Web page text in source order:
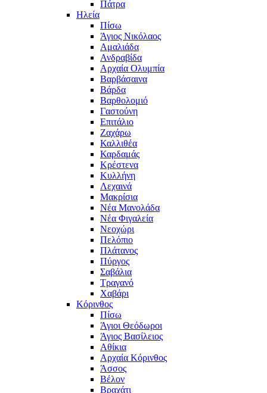
Πάτρα
Ηλεία
Πίσω
Άγιος Νικόλαος
Αμαλιάδα
Ανδραβίδα
Αρχαία Ολυμπία
Βαρβάσαινα
Βάρδα
Βαρθολομιό
Γαστούνη
Επιτάλιο
Ζαχάρω
Καλλιθέα
Καρδαμάς
Κρέστενα
Κυλλήνη
Λεχαινά
Μακρίσια
Νέα Μανολάδα
Νέα Φιγαλεία
Νεοχώρι
Πελόπιο
Πλάτανος
Πύργος
Σαβάλια
Τραγανό
Χαβάρι
Κόρινθος
Πίσω
Άγιοι Θεόδωροι
Άγιος Βασίλειος
Αθίκια
Αρχαία Κόρινθος
Άσσος
Βέλον
Βραχάτι